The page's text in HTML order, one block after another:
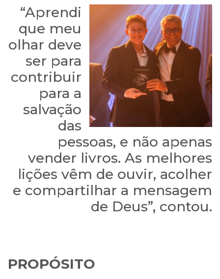
“Aprendi
que meu
olhar deve
ser para
contribuir
para a
salvação
das
pessoas, e não apenas
vender livros. As melhores
lições vêm de ouvir, acolher
e compartilhar a mensagem
de Deus”, contou.
PROPÓSITO
Por isso, pedimos sua
compreensão e
informamos que estamos
trabalhando arduamente
para resolver esta questão!
Prazo de normalização:
quinta-feira, 23/11/2023 às
17h
Nossa equipe está ligando
para cada mensagem
Caso queira falar